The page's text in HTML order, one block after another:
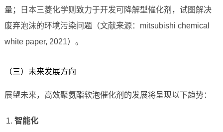
量；日本三菱化学则致力于开发可降解型催化剂，试图解决
废弃泡沫的环境污染问题（文献来源：mitsubishi chemical
white paper, 2021）。
（三）未来发展方向
展望未来，高效聚氨酯软泡催化剂的发展将呈现以下趋势：
智能化